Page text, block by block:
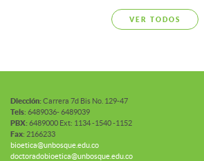
VER TODOS
Diección:Carrera 7d Bis No. 129-47
Tels: 6489036- 6489039
PBX:6489000 Ext: 1134 -1540 -1152
Fax: 2166233
bioetica@unbosque.edu.co
doctoradobioetica@unbosque.edu.co